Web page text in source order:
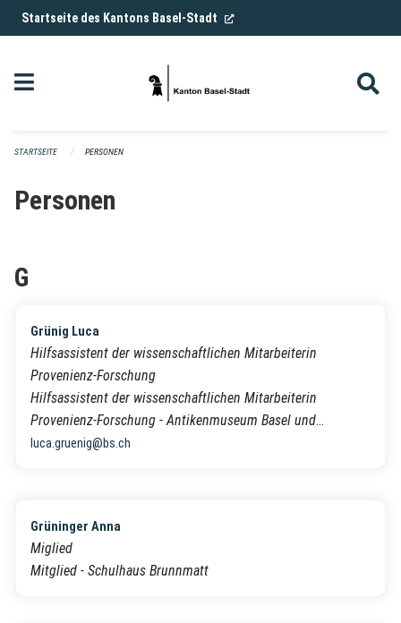
Navigation überspringen
Startseite des Kantons Basel-Stadt (External Link)
STARTSEITE PERSONEN
Personen
G
Grünig Luca
Hilfsassistent der wissenschaftlichen Mitarbeiterin
Provenienz-Forschung
Hilfsassistent der wissenschaftlichen Mitarbeiterin
Provenienz-Forschung - Antikenmuseum Basel und
Sammlung Ludwig
luca.gruenig@bs.ch
Grüninger Anna
Miglied
Mitglied - Schulhaus Brunnmatt